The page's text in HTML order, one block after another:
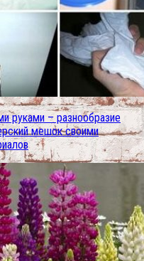
руками – разнообразие
мешок своими